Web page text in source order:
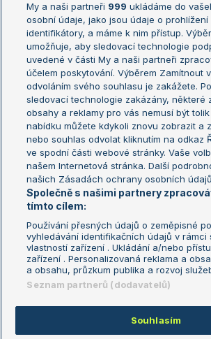
Žebříček ATP (muži)
Žebříček WTA (ženy)
Sázkařský žebříček
Australian Open
French Open
Wimbledon
US Open
Turnaj mistrů
Turnaj mistryň
Aktualní trendy
Fotbalové přestupy
Livesport Daily
LS Prague Open
Podmínky užití
Nastavení
GDPR a žurnalistika
Reklama
Kontakt
Informace o
údajů
Copyright © 2008-2026 TenisPortal.cz. Využíváme
My a naši partneři 999 ukládáme do
osobní údaje, jako jsou údaje o
identifikátory, a máme k nim přístup.
umožňuje, aby sledovací technologie
uvedené v části My a naši partneři
účelem poskytování. Výběrem Zamítnout
odvoláním svého souhlasu je zakážete.
sledovací technologie zakázány, některé
obsahy a reklamy pro vás nemusí být
nabídku můžete kdykoli znovu zobrazit a
nebo souhlas odvolat kliknutím na odkaz
ve spodní části webové stránky. Vaše
našem Internetová stránka. Další
našich Zásadách ochrany osobních
Společně s našimi partnery
tímto cílem:
Používání přesných údajů o zeměpisné
vyhledávání identifikačních údajů v rámci
vlastností zařízení . Ukládání a/nebo
zařízení . Personalizovaná reklama a
a obsahu, průzkum publika a rozvoj
Seznam partnerů (dodavatelů)
Souhlasím